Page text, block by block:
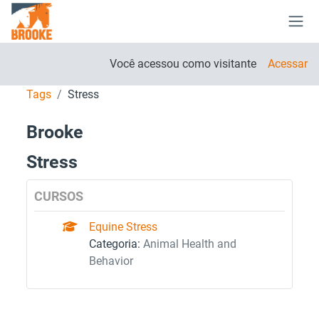
Ir para o conteúdo principal
Você acessou como visitante Acessar
Tags Stress
Brooke
Stress
CURSOS
Equine Stress
Categoria: Animal Health and
Behavior